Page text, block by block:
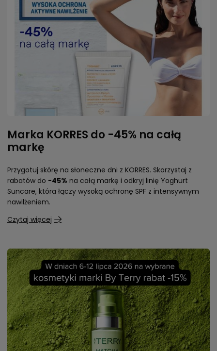
Marka KORRES do -45% na całą
markę
Przygotuj skórę na słoneczne dni z KORRES. Skorzystaj z
rabatów do -45% na całą markę i odkryj linię Yoghurt
Suncare, która łączy wysoką ochronę SPF z intensywnym
nawilżeniem.
Czytaj więcej